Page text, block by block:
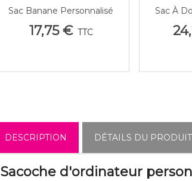
Afficher Plus
Sac Banane Personnalisé
Avec Photo
17,75 € TTC
Sac À
Sportif
DESCRIPTION DÉTAILS DU PRODUIT
Sacoche d'ordinateur